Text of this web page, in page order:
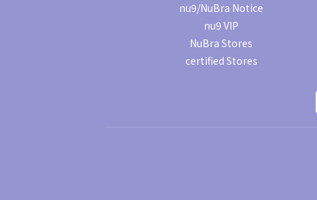
nu9/NuBra Notice
nu9 VIP
NuBra Stores
certified Stores